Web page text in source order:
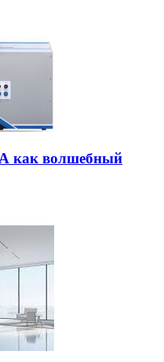
как волшебный